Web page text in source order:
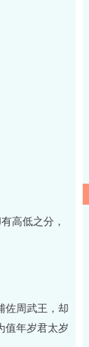
高低之分，
佐周武王，却
值年岁君太岁